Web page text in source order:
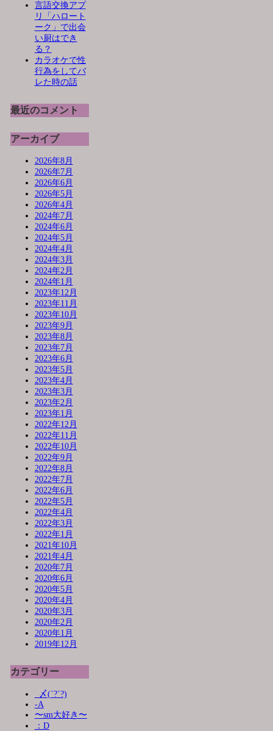
言語交換アプ
リ「ハロート
ーク」で出会
い厨はでき
る？
カラオケで性
行為をしてバ
レた時の話
最近のコメント
アーカイブ
2026年8月
2026年7月
2026年6月
2026年5月
2026年4月
2024年7月
2024年6月
2024年5月
2024年4月
2024年3月
2024年2月
2024年1月
2023年12月
2023年11月
2023年10月
2023年9月
2023年8月
2023年7月
2023年6月
2023年5月
2023年4月
2023年3月
2023年2月
2023年1月
2022年12月
2022年11月
2022年10月
2022年9月
2022年8月
2022年7月
2022年6月
2022年5月
2022年4月
2022年3月
2022年1月
2021年10月
2021年4月
2020年7月
2020年6月
2020年5月
2020年4月
2020年3月
2020年2月
2020年1月
2019年12月
カテゴリー
_〆(´?`?)
-A
〜sm大好き〜
：D